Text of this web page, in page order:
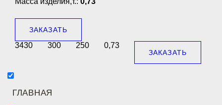
ЗАКАЗАТЬ
3430 300 250 0,73
ЗАКАЗАТЬ
ГЛАВНАЯ